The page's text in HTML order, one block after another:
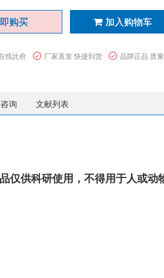
购买 加入购物车
线比价 厂家直发 快捷到货 品牌正品 质
询 文献列表
仅供科研使用，不得用于人或